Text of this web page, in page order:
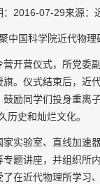
：2016-07-29来源：
中国科学院近代物理
营开营仪式， 所党委
旗。仪式结束后，近
鼓励同学们投身重离
历史和灿烂文化。
实验室、直线加速
专题讲座，并组织所
在近代物理所学习